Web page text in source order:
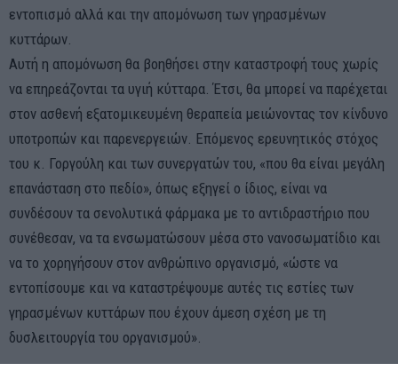
εντοπισμό αλλά και την απομόνωση των γηρασμένων
κυττάρων.
Αυτή η απομόνωση θα βοηθήσει στην καταστροφή τους χωρίς
να επηρεάζονται τα υγιή κύτταρα. Έτσι, θα μπορεί να παρέχεται
στον ασθενή εξατομικευμένη θεραπεία μειώνοντας τον κίνδυνο
υποτροπών και παρενεργειών. Επόμενος ερευνητικός στόχος
του κ. Γοργούλη και των συνεργατών του, «που θα είναι μεγάλη
επανάσταση στο πεδίο», όπως εξηγεί ο ίδιος, είναι να
συνδέσουν τα σενολυτικά φάρμακα με το αντιδραστήριο που
συνέθεσαν, να τα ενσωματώσουν μέσα στο νανοσωματίδιο και
να το χορηγήσουν στον ανθρώπινο οργανισμό, «ώστε να
εντοπίσουμε και να καταστρέψουμε αυτές τις εστίες των
γηρασμένων κυττάρων που έχουν άμεση σχέση με τη
δυσλειτουργία του οργανισμού».